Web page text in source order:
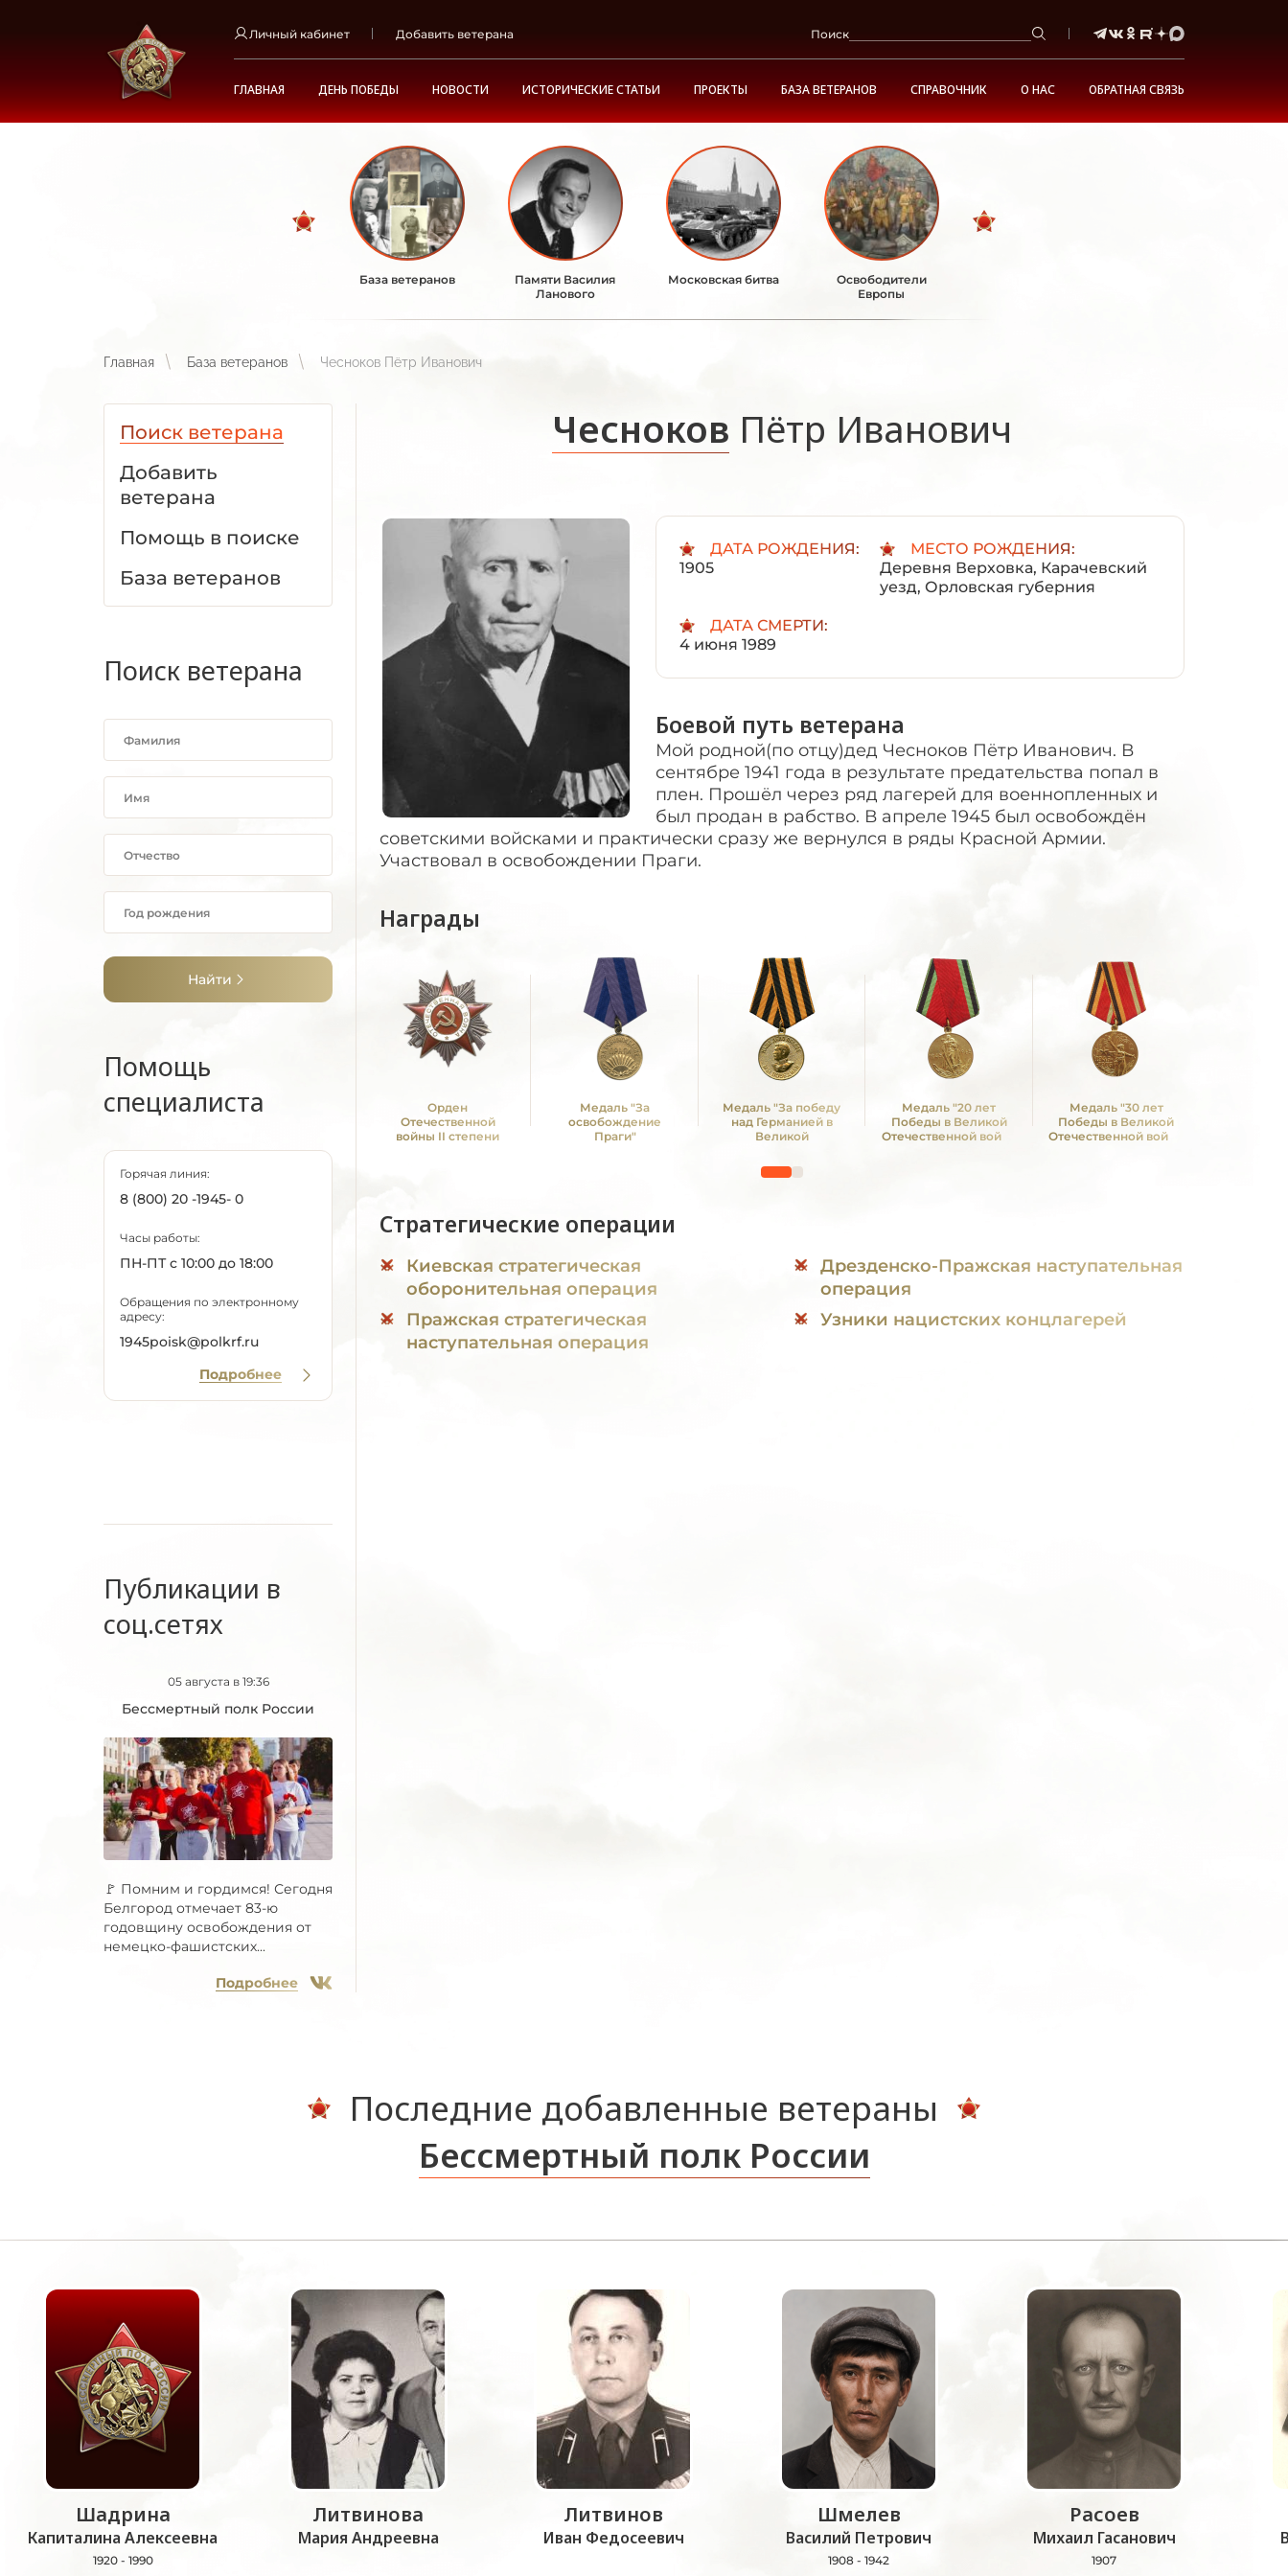
Личный кабинет Добавить ветерана Поиск
ГЛАВНАЯ ДЕНЬ ПОБЕДЫ НОВОСТИ ИСТОРИЧЕСКИЕ СТАТЬИ ПРОЕКТЫ БАЗА ВЕТЕРАНОВ СПРАВОЧНИК О НАС ОБРАТНАЯ СВЯЗЬ
База ветеранов
Памяти Василия
Ланового
Московская битва
Освободители
Европы
Главная База ветеранов Чесноков Пётр Иванович
Поиск ветерана
Добавить
ветерана
Помощь в поиске
База ветеранов
Поиск ветерана
Найти
Помощь
специалиста
Горячая линия:
8 (800) 20 -1945- 0
Часы работы:
ПН-ПТ с 10:00 до 18:00
Обращения по электронному
адресу:
1945poisk@polkrf.ru
Подробнее
Публикации в
соц.сетях
05 августа в 19:36
Бессмертный полк России
🚩 Помним и гордимся! Сегодня
Белгород отмечает 83-ю
годовщину освобождения от
немецко-фашистских...
Подробнее
Чесноков Пётр Иванович
ДАТА РОЖДЕНИЯ:
1905
МЕСТО РОЖДЕНИЯ:
Деревня Верховка, Карачевский
уезд, Орловская губерния
ДАТА СМЕРТИ:
4 июня 1989
Боевой путь ветерана
Мой родной(по отцу)дед Чесноков Пётр Иванович. В
сентябре 1941 года в результате предательства попал в
плен. Прошёл через ряд лагерей для военнопленных и
был продан в рабство. В апреле 1945 был освобождён
советскими войсками и практически сразу же вернулся в ряды Красной Армии.
Участвовал в освобождении Праги.
Награды
Орден
Отечественной
войны II степени
Медаль "За
освобождение
Праги"
Медаль "За победу
над Германией в
Великой
1941 -1945 гг."
Медаль "20 лет
Победы в Великой
Отечественной войне
Медаль "30 лет
Победы в Великой
Отечественной войне
Стратегические операции
Киевская стратегическая
оборонительная операция
Пражская стратегическая
наступательная операция
Дрезденско-Пражская наступательная
операция
Узники нацистских концлагерей
Последние добавленные ветераны
Бессмертный полк России
Шадрина
Капиталина Алексеевна
1920 - 1990
Литвинова
Мария Андреевна
Литвинов
Иван Федосеевич
Шмелев
Василий Петрович
1908 - 1942
Расоев
Михаил Гасанович
1907